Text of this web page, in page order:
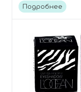
Through Veillighter
Подробнее